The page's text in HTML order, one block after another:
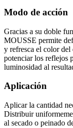
Modo de acción
Gracias a su doble
MOUSSE permite
y refresca el color
potenciar los reflejos
luminosidad al
Aplicación
Aplicar la cantidad
Distribuir
al secado o peinado